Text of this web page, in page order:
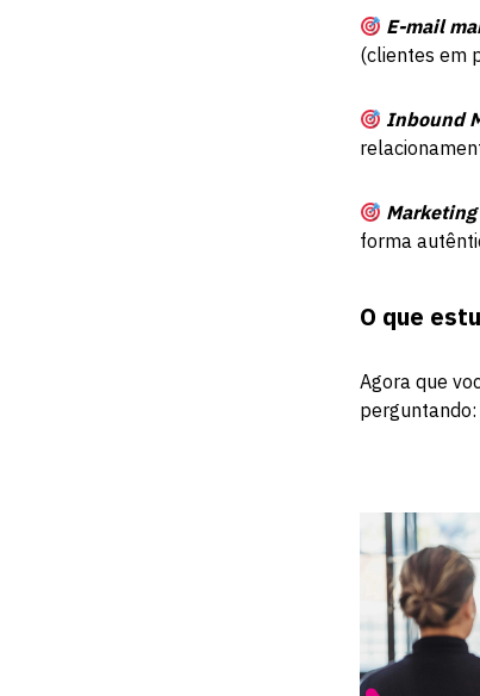
E-mail
(clientes em
Inbound
Marketing
forma
O que
Agora que